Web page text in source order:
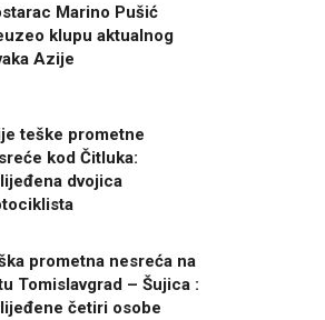
Marino Pušić
klupu aktualnog
Azije
teške prometne
kod Čitluka:
dvojica
prometna nesreća na
Tomislavgrad – Šujica :
četiri osobe